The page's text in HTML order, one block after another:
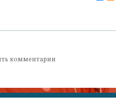
комментарии